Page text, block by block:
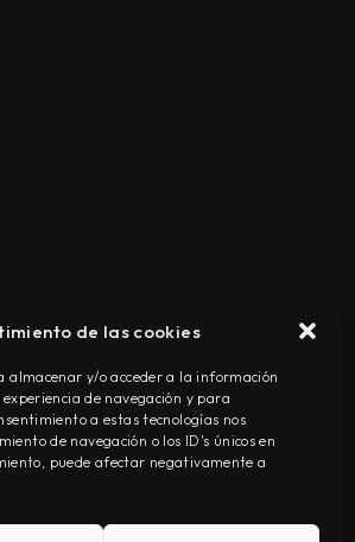
de las cookies
almacenar y/o acceder a la información
de navegación y para
a estas tecnologías nos
de navegación o los ID's únicos en
puede afectar negativamente a